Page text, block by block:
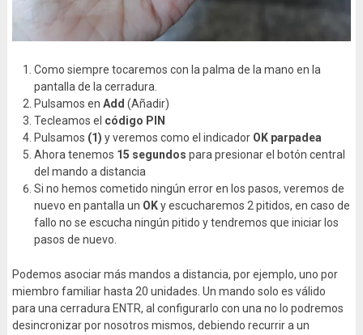
Como siempre tocaremos con la palma de la mano en la
pantalla de la cerradura.
Pulsamos en Add (Añadir)
Tecleamos el código PIN
Pulsamos (1) y veremos como el indicador OK parpadea
Ahora tenemos 15 segundos para presionar el botón central
del mando a distancia
Si no hemos cometido ningún error en los pasos, veremos de
nuevo en pantalla un OKy escucharemos 2 pitidos, en caso de
fallo no se escucha ningún pitido y tendremos que iniciar los
pasos de nuevo.
Podemos asociar más mandos a distancia, por ejemplo, uno por
miembro familiar hasta 20 unidades. Un mando solo es válido
para una cerradura ENTR, al configurarlo con una no lo podremos
desincronizar por nosotros mismos, debiendo recurrir a un